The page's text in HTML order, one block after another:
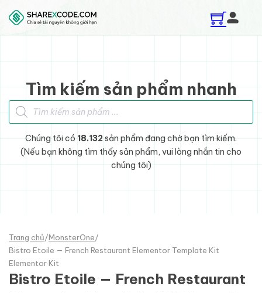
Skip to main content
Skip to footer
Tìm kiếm sản phẩm nhanh
Tìm kiếm sản phẩm
Chúng tôi có 18.132sản phẩm đang chờ bạn tìm kiếm.
(Nếu bạn không tìm thấy sản phẩm, vui lòng nhắn tin cho
chúng tôi)
Trang chủ/MonsterOne/
Bistro Etoile — French Restaurant Elementor Template Kit
Elementor Kit
Bistro Etoile — French Restaurant